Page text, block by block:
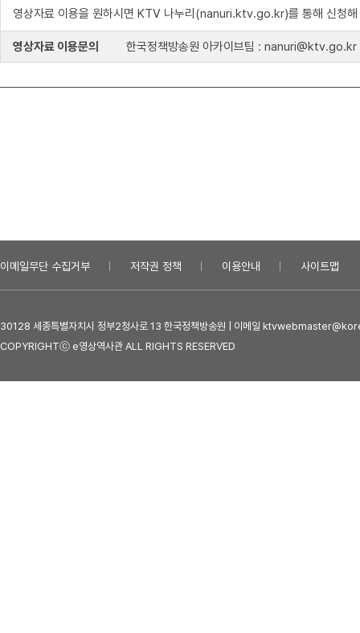
영상자료 이용을 원하시면 KTV 나누리(nanuri.ktv.go.kr)를 통해 신청해
영상자료 이용문의 한국정책방송원 아카이브팀 : nanuri@ktv.go.kr
이메일무단 수집거부 저작권 정책 이용안내 사이트맵
30128 세종특별자치시 정부2청사로 13 한국정책방송원 | 이메일
COPYRIGHTⓒ e영상역사관 ALL RIGHTS RESERVED